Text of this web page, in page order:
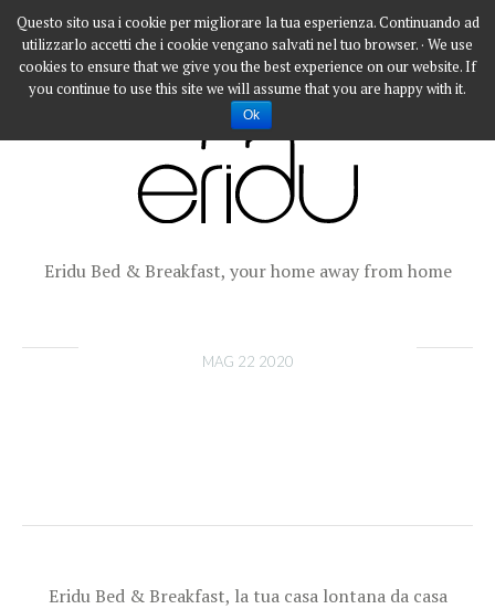
Eridu Bed & Breakfast, your home away from home
MAG 22 2020
Eridu Bed & Breakfast, la tua casa lontana da casa
Questo sito usa i cookie per migliorare la tua esperienza. Continuando ad
utilizzarlo accetti che i cookie vengano salvati nel tuo browser. · We use
cookies to ensure that we give you the best experience on our website. If
you continue to use this site we will assume that you are happy with it.
Ok